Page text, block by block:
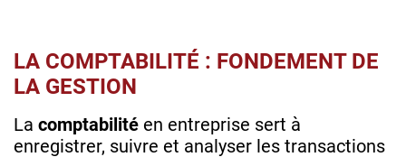
LA COMPTABILITÉ : FONDEMENT DE
LA GESTION
La comptabilité en entreprise sert à
enregistrer, suivre et analyser les transactions